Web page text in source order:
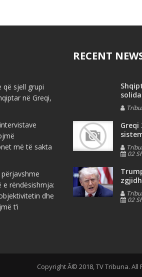
që sjell grupi
në Greqi,
më të sakta
e rëndësishmja:
dhe
t’i
RECENT
Greqi
02
02
Copyright Â© 2018, TV Tribuna. All